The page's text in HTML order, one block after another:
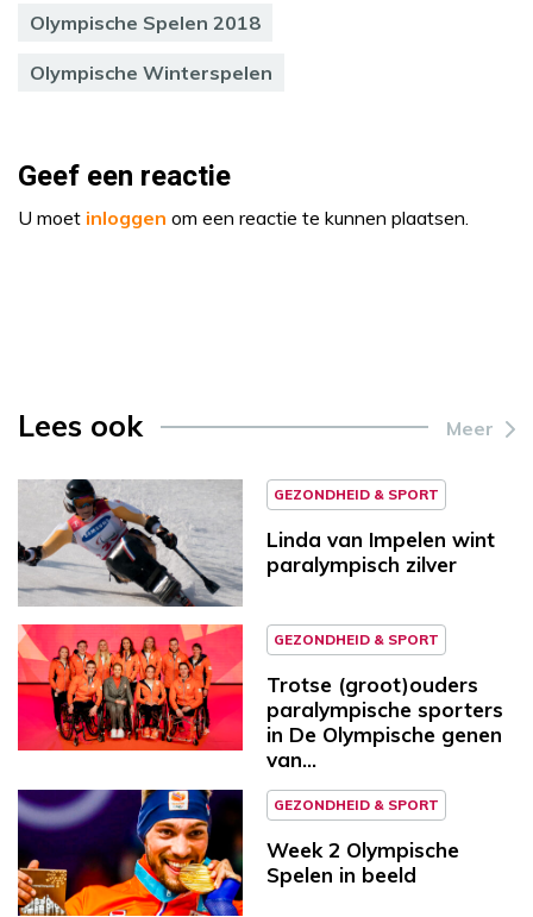
Olympische Spelen 2018
Olympische Winterspelen
Geef een reactie
U moet inloggen om een reactie te kunnen plaatsen.
Lees ook Meer
GEZONDHEID & SPORT
Linda van Impelen wint
paralympisch zilver
GEZONDHEID & SPORT
Trotse (groot)ouders
paralympische sporters
in De Olympische genen
van…
GEZONDHEID & SPORT
Week 2 Olympische
Spelen in beeld